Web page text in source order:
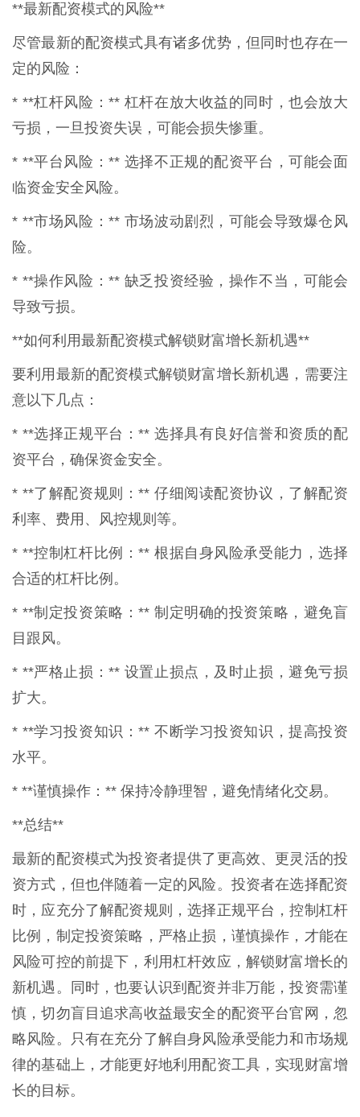
**最新配资模式的风险**
尽管最新的配资模式具有诸多优势，但同时也存在一
定的风险：
* **杠杆风险：** 杠杆在放大收益的同时，也会放大
亏损，一旦投资失误，可能会损失惨重。
* **平台风险：** 选择不正规的配资平台，可能会面
临资金安全风险。
* **市场风险：** 市场波动剧烈，可能会导致爆仓风
险。
* **操作风险：** 缺乏投资经验，操作不当，可能会
导致亏损。
**如何利用最新配资模式解锁财富增长新机遇**
要利用最新的配资模式解锁财富增长新机遇，需要注
意以下几点：
* **选择正规平台：** 选择具有良好信誉和资质的配
资平台，确保资金安全。
* **了解配资规则：** 仔细阅读配资协议，了解配资
利率、费用、风控规则等。
* **控制杠杆比例：** 根据自身风险承受能力，选择
合适的杠杆比例。
* **制定投资策略：** 制定明确的投资策略，避免盲
目跟风。
* **严格止损：** 设置止损点，及时止损，避免亏损
扩大。
* **学习投资知识：** 不断学习投资知识，提高投资
水平。
* **谨慎操作：** 保持冷静理智，避免情绪化交易。
**总结**
最新的配资模式为投资者提供了更高效、更灵活的投
资方式，但也伴随着一定的风险。投资者在选择配资
时，应充分了解配资规则，选择正规平台，控制杠杆
比例，制定投资策略，严格止损，谨慎操作，才能在
风险可控的前提下，利用杠杆效应，解锁财富增长的
新机遇。同时，也要认识到配资并非万能，投资需谨
慎，切勿盲目追求高收益最安全的配资平台官网，忽
略风险。只有在充分了解自身风险承受能力和市场规
律的基础上，才能更好地利用配资工具，实现财富增
长的目标。